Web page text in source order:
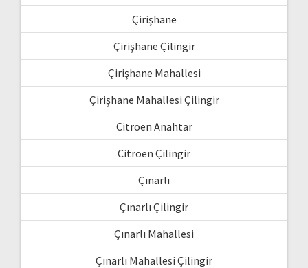
Çirişhane
Çirişhane Çilingir
Çirişhane Mahallesi
Çirişhane Mahallesi Çilingir
Citroen Anahtar
Citroen Çilingir
Çınarlı
Çınarlı Çilingir
Çınarlı Mahallesi
Çınarlı Mahallesi Çilingir